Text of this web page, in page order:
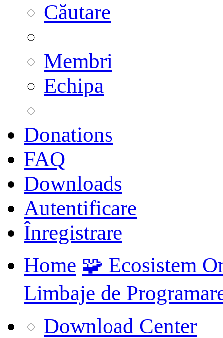
Căutare
Membri
Echipa
Donations
FAQ
Downloads
Autentificare
Înregistrare
Home 🧩 Ecosistem
Limbaje de
Download Center